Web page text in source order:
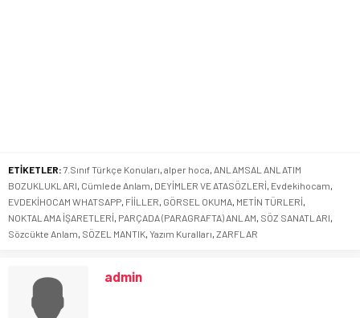
ETİKETLER: 7.Sınıf Türkçe Konuları, alper hoca, ANLAMSAL ANLATIM
BOZUKLUKLARI, Cümlede Anlam, DEYİMLER VE ATASÖZLERİ, Evdekihocam,
EVDEKİHOCAM WHATSAPP, FİİLLER, GÖRSEL OKUMA, METİN TÜRLERİ,
NOKTALAMA İŞARETLERİ, PARÇADA (PARAGRAFTA) ANLAM, SÖZ SANATLARI,
Sözcükte Anlam, SÖZEL MANTIK, Yazım Kuralları, ZARFLAR
admin